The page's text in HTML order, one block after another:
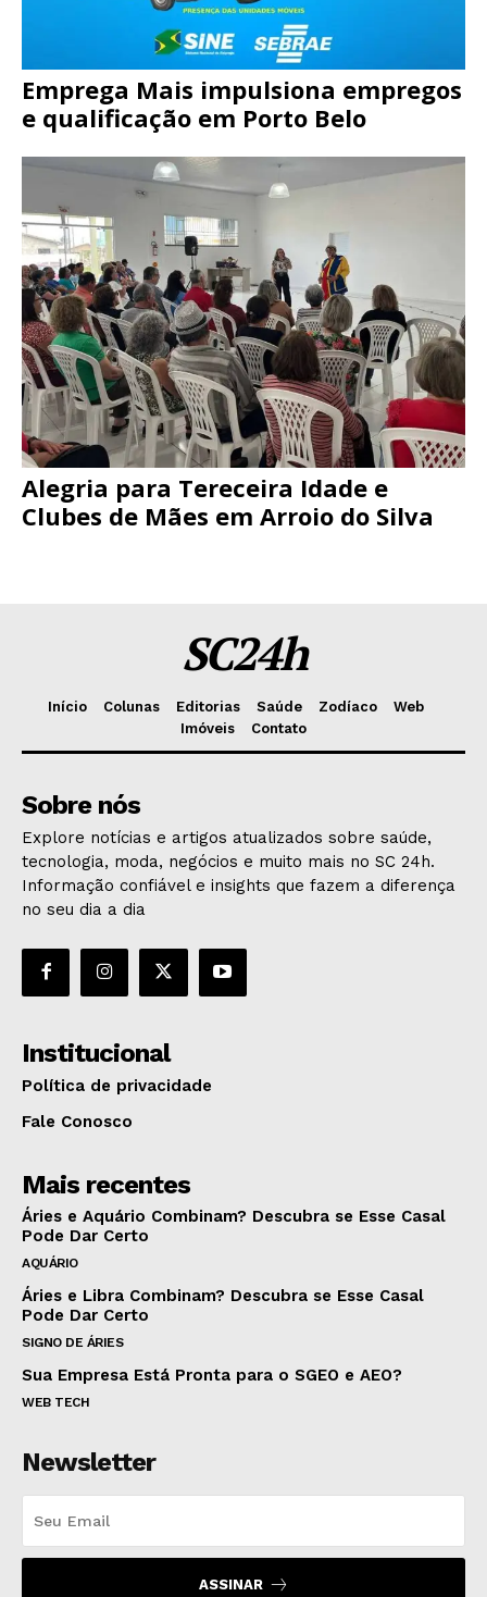
Emprega Mais impulsiona empregos
e qualificação em Porto Belo
Alegria para Tereceira Idade e
Clubes de Mães em Arroio do Silva
SC24h
Início Colunas Editorias Saúde Zodíaco
Web
Imóveis
Contato
Sobre nós
Explore notícias e artigos atualizados sobre saúde,
tecnologia, moda, negócios e muito mais no SC 24h.
Informação confiável e insights que fazem a diferença
no seu dia a dia
Institucional
Política de privacidade
Fale Conosco
Mais recentes
Áries e Aquário Combinam? Descubra se Esse Casal
Pode Dar Certo
AQUÁRIO
Áries e Libra Combinam? Descubra se Esse Casal
Pode Dar Certo
SIGNO DE ÁRIES
Sua Empresa Está Pronta para o SGEO e AEO?
WEB TECH
Newsletter
ASSINAR